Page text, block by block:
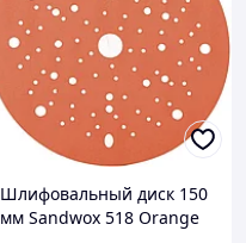
Шлифовальный диск 150
мм Sandwox 518 Orange